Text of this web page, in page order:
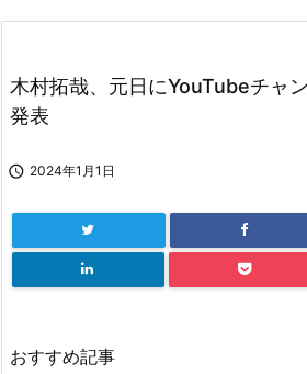
木村拓哉、元日にYouTubeチャ
発表
 2024年1月1日
おすすめ記事